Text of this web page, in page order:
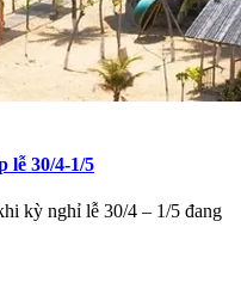
lễ 30/4-1/5
kỳ nghỉ lễ 30/4 – 1/5 đang